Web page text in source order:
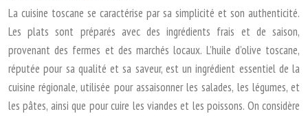
La cuisine toscane se caractérise par sa simplicité et son authenticité.
Les plats sont préparés avec des ingrédients frais et de saison,
provenant des fermes et des marchés locaux. L’huile d’olive toscane,
réputée pour sa qualité et sa saveur, est un ingrédient essentiel de la
cuisine régionale, utilisée pour assaisonner les salades, les légumes, et
les pâtes, ainsi que pour cuire les viandes et les poissons. On considère